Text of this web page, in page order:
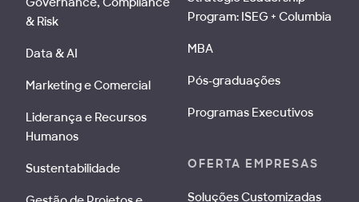
& Risk
Data & AI
Marketing e Comercial
Liderança e Recursos
Humanos
Sustentabilidade
Program: ISEG + Columbia
MBA
Pós-graduações
Programas Executivos
OFERTA EMPRESAS
Soluções Customizadas